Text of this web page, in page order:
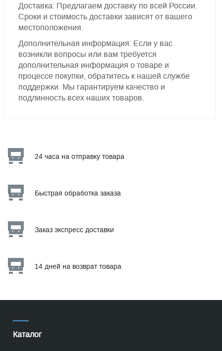
Доставка: Предлагаем доставку по всей России.
Сроки и стоимость доставки зависят от вашего
местоположения.
Дополнительная информация: Если у вас
возникли вопросы или вам требуется
дополнительная информация о товаре и
процессе покупки, обратитесь к нашей службе
поддержки. Мы гарантируем качество и
подлинность всех наших товаров.
24 часа на отправку товара
Быстрая обработка заказа
Заказ экспресс доставки
14 дней на возврат товара
Каталог